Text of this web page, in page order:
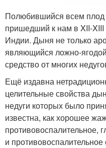
Полюбившийся всем плод
пришедший к нам в XII-
Индии. Дыня не только
являющийся ложно-
средство от многих
Ещё издавна
целительные свойства
недуги которых было
известна, как хорошее
противовоспалительное,
и противовоспалительное